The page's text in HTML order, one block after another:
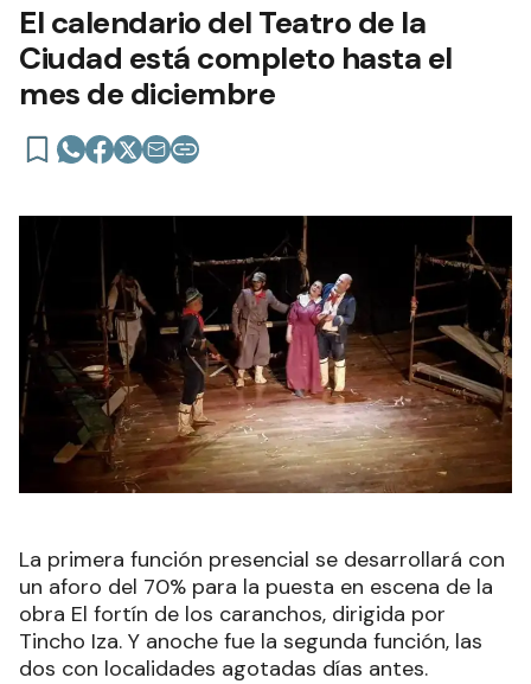
El calendario del Teatro de la
Ciudad está completo hasta el
mes de diciembre
La primera función presencial se desarrollará con
un aforo del 70% para la puesta en escena de la
obra El fortín de los caranchos, dirigida por
Tincho Iza. Y anoche fue la segunda función, las
dos con localidades agotadas días antes.